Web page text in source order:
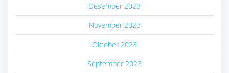
Desember 2023
November 2023
Oktober 2023
September 2023